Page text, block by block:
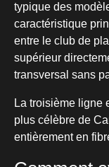
typique des
caractéristique
entre le club de
supérieur
transversal sans
La troisième ligne
plus célèbre de
entièrement en